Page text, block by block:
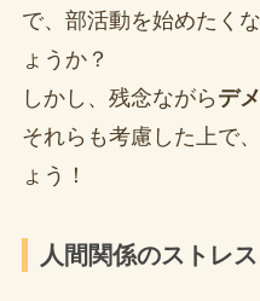
で、部活動を始めたく
ょうか？
しかし、残念ながら デ
それらも考慮した上で
ょう！
人間関係のストレ